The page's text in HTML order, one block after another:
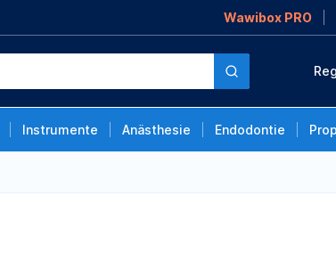
Wawibox PRO
Instrumente Anästhesie Endodontie